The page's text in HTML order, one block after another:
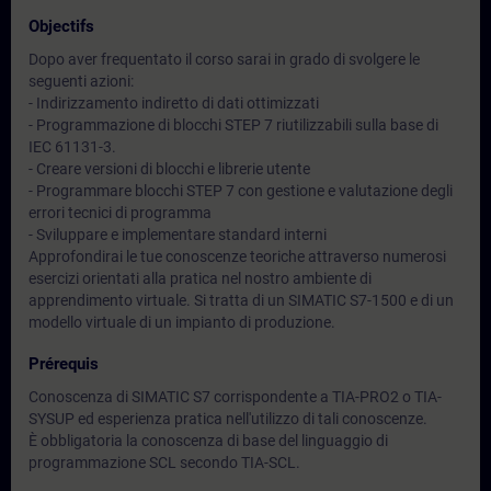
Objectifs
Dopo aver frequentato il corso sarai in grado di svolgere le
seguenti azioni:
- Indirizzamento indiretto di dati ottimizzati
- Programmazione di blocchi STEP 7 riutilizzabili sulla base di
IEC 61131-3.
- Creare versioni di blocchi e librerie utente
- Programmare blocchi STEP 7 con gestione e valutazione degli
errori tecnici di programma
- Sviluppare e implementare standard interni
Approfondirai le tue conoscenze teoriche attraverso numerosi
esercizi orientati alla pratica nel nostro ambiente di
apprendimento virtuale. Si tratta di un SIMATIC S7-1500 e di un
modello virtuale di un impianto di produzione.
Prérequis
Conoscenza di SIMATIC S7 corrispondente a TIA-PRO2 o TIA-
SYSUP ed esperienza pratica nell'utilizzo di tali conoscenze.
È obbligatoria la conoscenza di base del linguaggio di
programmazione SCL secondo TIA-SCL.